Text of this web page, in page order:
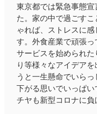
東京都では緊急事態
た。家の中で過ごす
ゃれば、ストレスに
す。外食産業で頑張
サービスを始められ
り等様々なアイデア
うと一生懸命でいら
下がる思いでいっぱ
チヤも新型コロナに負